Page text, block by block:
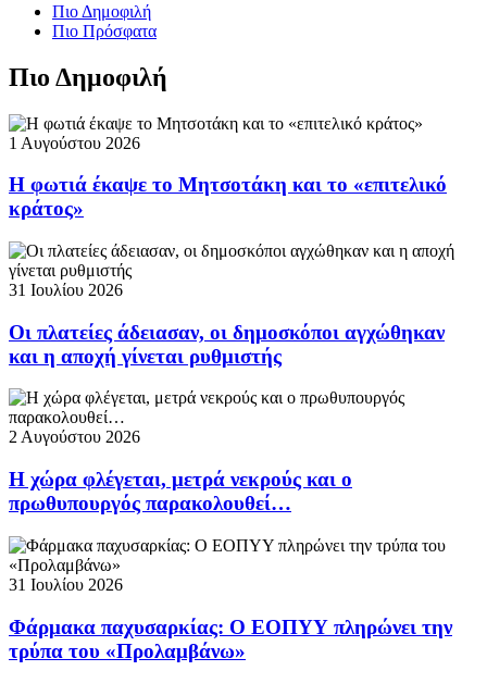
Πιο Δημοφιλή
Πιο Πρόσφατα
Πιο Δημοφιλή
1 Αυγούστου 2026
Η φωτιά έκαψε το Μητσοτάκη και το «επιτελικό
κράτος»
31 Ιουλίου 2026
Οι πλατείες άδειασαν, οι δημοσκόποι αγχώθηκαν
και η αποχή γίνεται ρυθμιστής
2 Αυγούστου 2026
Η χώρα φλέγεται, μετρά νεκρούς και ο
πρωθυπουργός παρακολουθεί…
31 Ιουλίου 2026
Φάρμακα παχυσαρκίας: Ο ΕΟΠΥΥ πληρώνει την
τρύπα του «Προλαμβάνω»